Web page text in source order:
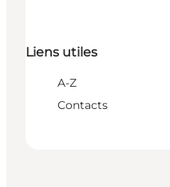
Liens utiles
A-Z
Contacts